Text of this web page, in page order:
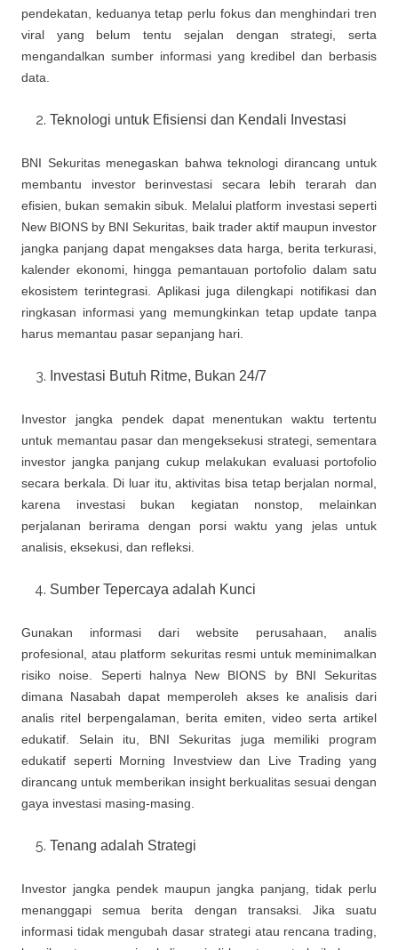
pendekatan, keduanya tetap perlu fokus dan menghindari tren
viral yang belum tentu sejalan dengan strategi, serta
mengandalkan sumber informasi yang kredibel dan berbasis
data.
Teknologi untuk Efisiensi dan Kendali Investasi
BNI Sekuritas menegaskan bahwa teknologi dirancang untuk
membantu investor berinvestasi secara lebih terarah dan
efisien, bukan semakin sibuk. Melalui platform investasi seperti
New BIONS by BNI Sekuritas, baik trader aktif maupun investor
jangka panjang dapat mengakses data harga, berita terkurasi,
kalender ekonomi, hingga pemantauan portofolio dalam satu
ekosistem terintegrasi. Aplikasi juga dilengkapi notifikasi dan
ringkasan informasi yang memungkinkan tetap update tanpa
harus memantau pasar sepanjang hari.
Investasi Butuh Ritme, Bukan 24/7
Investor jangka pendek dapat menentukan waktu tertentu
untuk memantau pasar dan mengeksekusi strategi, sementara
investor jangka panjang cukup melakukan evaluasi portofolio
secara berkala. Di luar itu, aktivitas bisa tetap berjalan normal,
karena investasi bukan kegiatan nonstop, melainkan
perjalanan berirama dengan porsi waktu yang jelas untuk
analisis, eksekusi, dan refleksi.
Sumber Tepercaya adalah Kunci
Gunakan informasi dari website perusahaan, analis
profesional, atau platform sekuritas resmi untuk meminimalkan
risiko noise. Seperti halnya New BIONS by BNI Sekuritas
dimana Nasabah dapat memperoleh akses ke analisis dari
analis ritel berpengalaman, berita emiten, video serta artikel
edukatif. Selain itu, BNI Sekuritas juga memiliki program
edukatif seperti Morning Investview dan Live Trading yang
dirancang untuk memberikan insight berkualitas sesuai dengan
gaya investasi masing-masing.
Tenang adalah Strategi
Investor jangka pendek maupun jangka panjang, tidak perlu
menanggapi semua berita dengan transaksi. Jika suatu
informasi tidak mengubah dasar strategi atau rencana trading,